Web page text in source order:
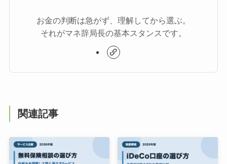
お金の判断は急がず、理解してから選ぶ。
それがマネ辞局長の基本スタンスです。
関連記事